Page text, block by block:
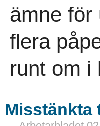
ämne för
flera
runt om i
Misstänkta